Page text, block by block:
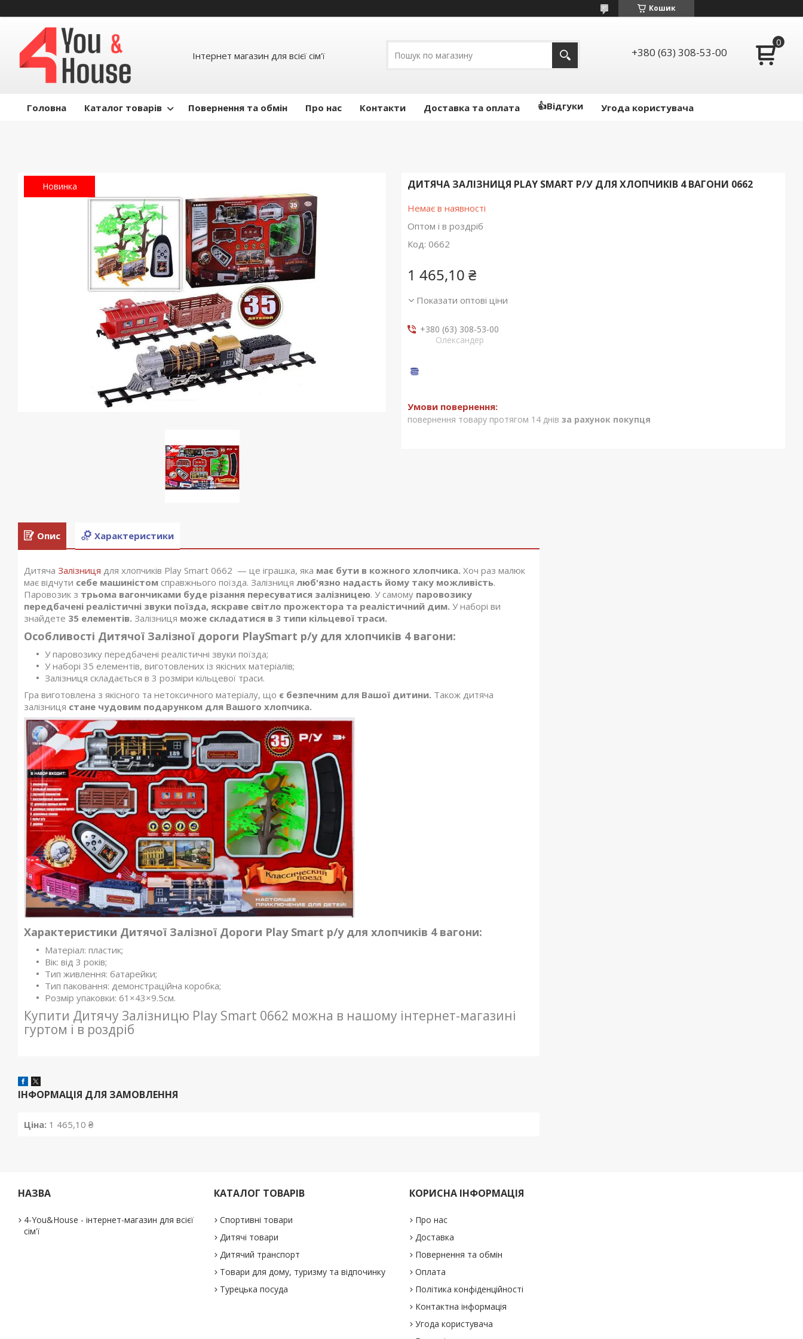
Кошик
Інтернет магазин для всієї сім'ї +380 (63) 308-53-00
Головна Каталог товарів Повернення та обмін Про нас Контакти Доставка та оплата 👍Відгуки Угода користувача
Новинка ДИТЯЧА ЗАЛІЗНИЦЯ PLAY SMART Р/У ДЛЯ ХЛОПЧИКІВ 4 ВАГОНИ 0662
Немає в наявності
Оптом і в роздріб
Код: 0662
1 465,10 ₴
Показати оптові ціни
+380 (63) 308-53-00
Олександер
повернення товару протягом 14 днів за рахунок покупця
Опис Характеристики
Дитяча Залізниця для хлопчиків Play Smart 0662 — це іграшка, яка має бути в кожного хлопчика. Хоч раз малюк
має відчути себе машиністом справжнього поїзда. Залізниця люб'язно надасть йому таку можливість.
Паровозик з трьома вагончиками буде різання пересуватися залізницею. У самому паровозику
передбачені реалістичні звуки поїзда, яскраве світло прожектора та реалістичний дим. У наборі ви
знайдете 35 елементів. Залізниця може складатися в 3 типи кільцевої траси.
Особливості Дитячої Залізної дороги PlaySmart р/у для хлопчиків 4 вагони:
У паровозику передбачені реалістичні звуки поїзда;
У наборі 35 елементів, виготовлених із якісних матеріалів;
Залізниця складається в 3 розміри кільцевої траси.
Гра виготовлена з якісного та нетоксичного матеріалу, що є безпечним для Вашої дитини. Також дитяча
залізниця стане чудовим подарунком для Вашого хлопчика.
Характеристики Дитячої Залізної Дороги Play Smart р/у для хлопчиків 4 вагони:
Матеріал: пластик;
Вік: від 3 років;
Тип живлення: батарейки;
Тип паковання: демонстраційна коробка;
Розмір упаковки: 61×43×9.5см.
Купити Дитячу Залізницю Play Smart 0662 можна в нашому інтернет-магазині
гуртом і в роздріб
ІНФОРМАЦІЯ ДЛЯ ЗАМОВЛЕННЯ
Ціна: 1 465,10 ₴
НАЗВА
4-You&House - інтернет-магазин для всієї
сім'ї
КАТАЛОГ ТОВАРІВ
Спортивні товари
Дитячі товари
Дитячий транспорт
Товари для дому, туризму та відпочинку
Турецька посуда
КОРИСНА ІНФОРМАЦІЯ
Про нас
Доставка
Повернення та обмін
Оплата
Політика конфіденційності
Контактна інформація
Угода користувача